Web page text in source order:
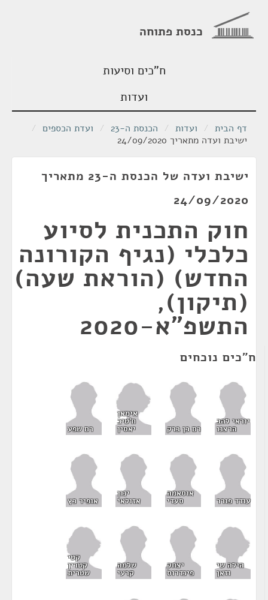
כנסת פתוחה
ח"כים וסיעות
ועדות
דף הבית / ועדות / הכנסת ה-23 / ועדת הכספים /
ישיבת ועדה מתאריך 24/09/2020
ישיבת ועדה של הכנסת ה-23 מתאריך
24/09/2020
חוק התכנית לסיוע
כלכלי (נגיף הקורונה
החדש) (הוראת שעה)
(תיקון),
התשפ"א-2020
ח"כים נוכחים
יוראי להב
הרצנו רם בן ברק
אימאן
ח'טיב
יאסין רם שפע
עודד פורר
אוסאמה
סעדי
ינון
אזולאי אופיר כץ
הילה שי
וזאן
יצחק
פינדרוס
שלמה
קרעי
קטי
קטרין
שטרית